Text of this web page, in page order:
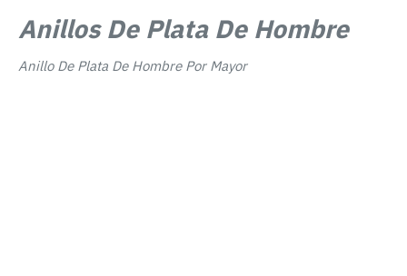
Anillos De Plata De Hombre
Anillo De Plata De Hombre Por Mayor